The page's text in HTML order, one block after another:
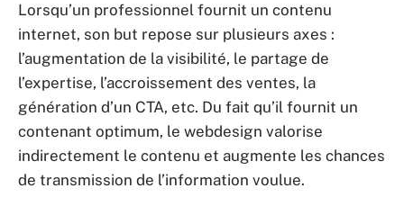
Lorsqu’un professionnel fournit un contenu
internet, son but repose sur plusieurs axes :
l’augmentation de la visibilité, le partage de
l’expertise, l’accroissement des ventes, la
génération d’un CTA, etc. Du fait qu’il fournit un
contenant optimum, le webdesign valorise
indirectement le contenu et augmente les chances
de transmission de l’information voulue.